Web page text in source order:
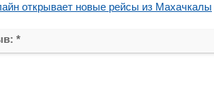
открывает новые рейсы из Махачкалы
*